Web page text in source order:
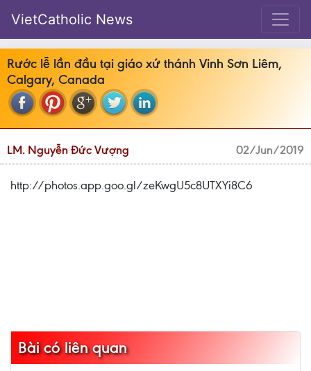
VietCatholic News
Rước lễ lần đầu tại giáo xứ thánh Vinh Sơn Liêm,
Calgary, Canada
LM. Nguyễn Đức Vượng 02/Jun/2019
http://photos.app.goo.gl/zeKwgU5c8UTXYi8C6
Bài có liên quan